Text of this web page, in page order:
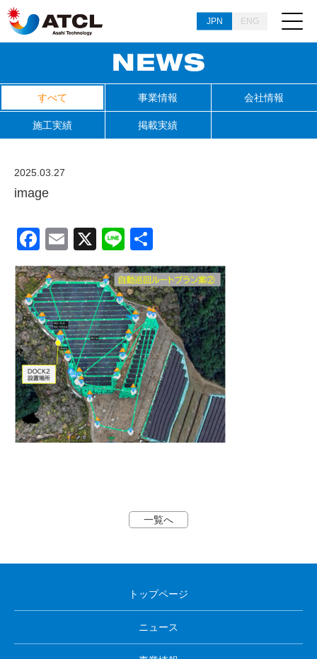
JPN ENG
すべて 事業情報 会社情報
施工実績 掲載実績
2025.03.27
image
Facebook
Email
X Line
有
一覧へ
トップページ
ニュース